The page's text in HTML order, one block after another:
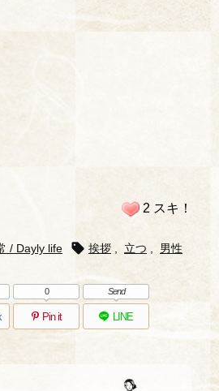
2 スキ！
/ Dayly life  挨拶 立つ 男性
Pin it
0
LINE
Send